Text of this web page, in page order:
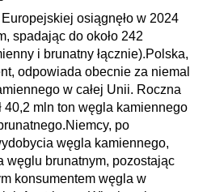
osiągnęło w 2024
spadając do około 242
i brunatny łącznie).Polska,
odpowiada obecnie za niemal
w całej Unii. Roczna
40,2 mln ton węgla kamiennego
Niemcy, po
węgla kamiennego,
węglu brunatnym, pozostając
konsumentem węgla w